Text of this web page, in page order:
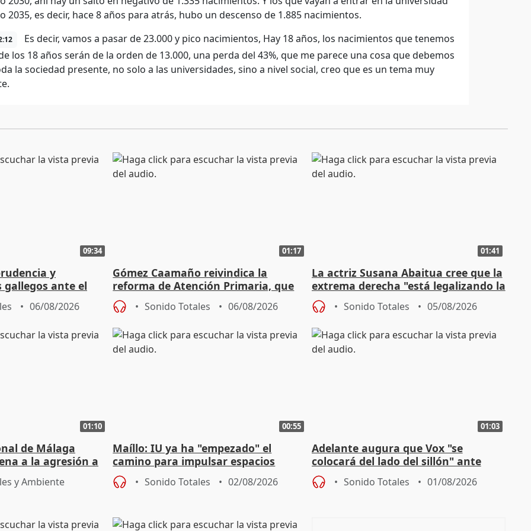
2035, es decir, hace 8 años para atrás, hubo un descenso de 1.885 nacimientos.
Es decir, vamos a pasar de 23.000 y pico nacimientos, Hay 18 años, los nacimientos que tenemos
los 18 años serán de la orden de 13.000, una perda del 43%, que me parece una cosa que debemos
la sociedad presente, no solo a las universidades, sino a nivel social, creo que es un tema muy
09:34
y
ante el
06/08/2026
01:17
Gómez Caamaño reivindica la
reforma de Atención Primaria, que
reforzará la autogestión
Sonido Totales 06/08/2026
01:41
La actriz Susana Abaitua cree que la
extrema derecha "está legalizando la
homofobia"
Sonido Totales 05/08/2026
01:10
de Málaga
a la agresión a
y Ambiente
00:55
Maíllo: IU ya ha "empezado" el
camino para impulsar espacios
unitarios para las municipales
Sonido Totales 02/08/2026
01:03
Adelante augura que Vox "se
colocará del lado del sillón" ante
iniciativas de la oposición
Sonido Totales 01/08/2026